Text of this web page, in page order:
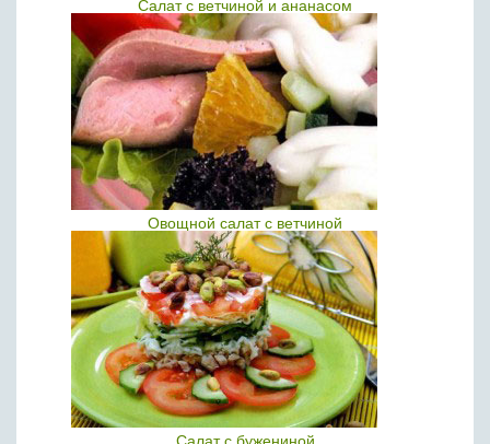
Салат с ветчиной и ананасом
Овощной салат с ветчиной